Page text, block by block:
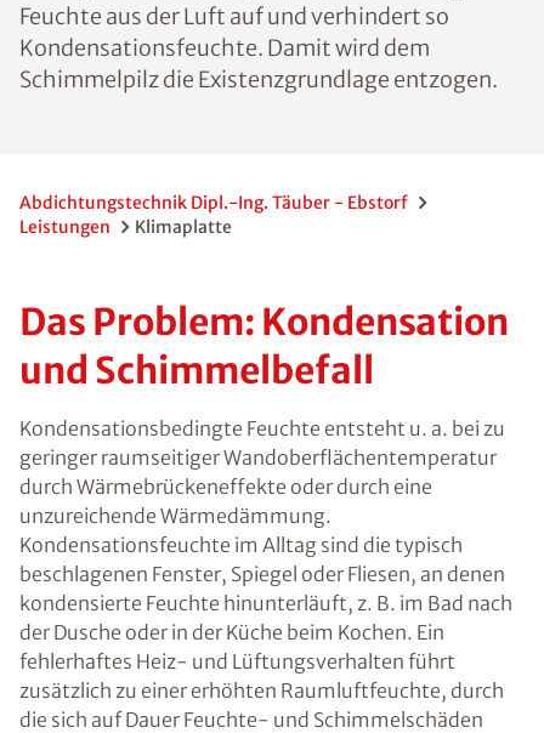
Feuchte aus der Luft auf und verhindert so
Kondensationsfeuchte. Damit wird dem
Schimmelpilz die Existenzgrundlage entzogen.
Abdichtungstechnik Dipl.-Ing. Täuber - Ebstorf
Leistungen
Klimaplatte
Das Problem: Kondensation
und Schimmelbefall
Kondensationsbedingte Feuchte entsteht u. a. bei zu
geringer raumseitiger Wandoberflächentemperatur
durch Wärmebrückeneffekte oder durch eine
unzureichende Wärmedämmung.
Kondensationsfeuchte im Alltag sind die typisch
beschlagenen Fenster, Spiegel oder Fliesen, an denen
kondensierte Feuchte hinunterläuft, z. B. im Bad nach
der Dusche oder in der Küche beim Kochen. Ein
fehlerhaftes Heiz- und Lüftungsverhalten führt
zusätzlich zu einer erhöhten Raumluftfeuchte, durch
die sich auf Dauer Feuchte- und Schimmelschäden